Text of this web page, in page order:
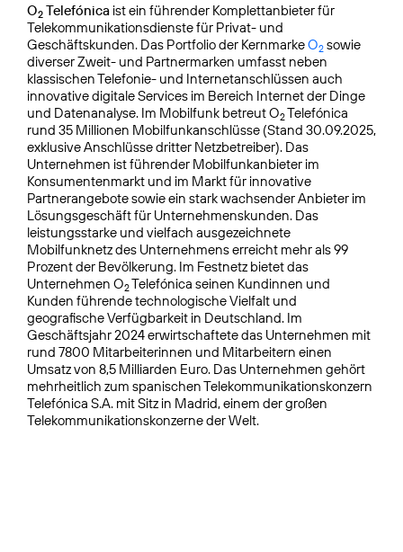
O2 Telefónica ist ein führender Komplettanbieter für
Telekommunikationsdienste für Privat- und
Geschäftskunden. Das Portfolio der KernmarkeO2 sowie
diverser Zweit- und Partnermarken umfasst neben
klassischen Telefonie- und Internetanschlüssen auch
innovative digitale Services im Bereich Internet der Dinge
und Datenanalyse. Im Mobilfunk betreut O2Telefónica
rund 35 Millionen Mobilfunkanschlüsse (Stand 30.09.2025,
exklusive Anschlüsse dritter Netzbetreiber). Das
Unternehmen ist führender Mobilfunkanbieter im
Konsumentenmarkt und im Markt für innovative
Partnerangebote sowie ein stark wachsender Anbieter im
Lösungsgeschäft für Unternehmenskunden. Das
leistungsstarke und vielfach ausgezeichnete
Mobilfunknetz des Unternehmens erreicht mehr als 99
Prozent der Bevölkerung. Im Festnetz bietet das
Unternehmen O2Telefónica seinen Kundinnen und
Kunden führende technologische Vielfalt und
geografische Verfügbarkeit in Deutschland. Im
Geschäftsjahr 2024 erwirtschaftete das Unternehmen mit
rund 7800 Mitarbeiterinnen und Mitarbeitern einen
Umsatz von 8,5 Milliarden Euro. Das Unternehmen gehört
mehrheitlich zum spanischen Telekommunikationskonzern
Telefónica S.A. mit Sitz in Madrid, einem der großen
Telekommunikationskonzerne der Welt.